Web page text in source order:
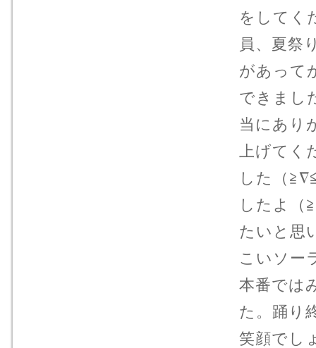
をしてく
員、夏祭
があって
できまし
当にあり
上げて
した（
したよ（
たいと思
こいソー
本番では
た。踊り
笑顔でし